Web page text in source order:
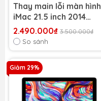
Thay main lỗi màn hình
iMac 21.5 inch 2014
A1418
2.490.000₫ 3.500.000₫
So sánh
Giảm 29%